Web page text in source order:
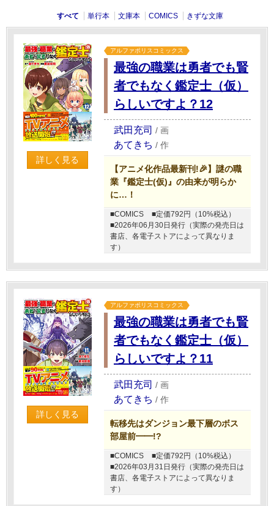
すべて 単行本 文庫本 COMICS きずな文庫
詳しく見る
アルファポリスコミックス
最強の職業は勇者でも賢
者でもなく鑑定士（仮）
らしいですよ？12
武田充司 / 画
あてきち / 作
【アニメ化作品最新刊!🎉】謎の職
業『鑑定士(仮)』の由来が明らか
に…！
■COMICS
■定価792円（10%税込）
■2026年06月30日発行（実際の発売日は
書店、各電子ストアによって異なりま
す）
詳しく見る
アルファポリスコミックス
最強の職業は勇者でも賢
者でもなく鑑定士（仮）
らしいですよ？11
武田充司 / 画
あてきち / 作
転移先はダンジョン最下層のボス
部屋前━━!?
■COMICS
■定価792円（10%税込）
■2026年03月31日発行（実際の発売日は
書店、各電子ストアによって異なりま
す）